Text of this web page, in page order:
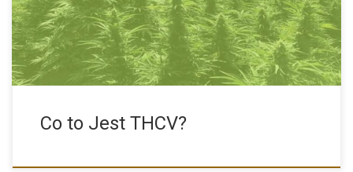
Co to Jest THCV?